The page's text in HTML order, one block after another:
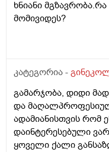
უნდაცკვების სახით
ხნიანი
მომივიდეს?
კატეგორია -
გამარჯობა, დიდი
და
ადამიანისთვის რომ
დაინტერესებული
ყოველი ქალი